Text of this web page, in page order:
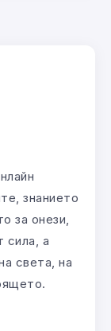
знанието
за онези,
сила, а
света, на